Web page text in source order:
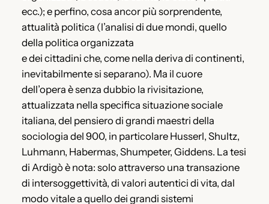
ecc.); e perfino, cosa ancor più sorprendente,
attualità politica (l’analisi di due mondi, quello
della politica organizzata
e dei cittadini che, come nella deriva di continenti,
inevitabilmente si separano). Ma il cuore
dell’opera è senza dubbio la rivisitazione,
attualizzata nella specifica situazione sociale
italiana, del pensiero di grandi maestri della
sociologia del 900, in particolare Husserl, Shultz,
Luhmann, Habermas, Shumpeter, Giddens. La tesi
di Ardigò è nota: solo attraverso una transazione
di intersoggettività, di valori autentici di vita, dal
modo vitale a quello dei grandi sistemi